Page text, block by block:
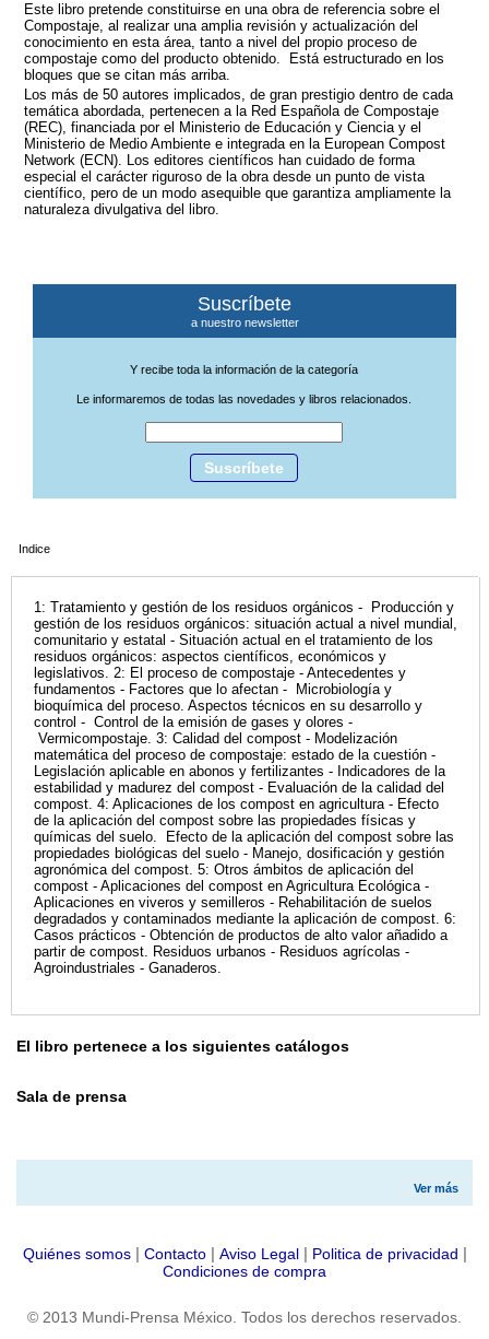
Este libro pretende constituirse en una obra de referencia sobre el
Compostaje, al realizar una amplia revisión y actualización del
conocimiento en esta área, tanto a nivel del propio proceso de
compostaje como del producto obtenido. Está estructurado en los
bloques que se citan más arriba.
Los más de 50 autores implicados, de gran prestigio dentro de cada
temática abordada, pertenecen a la Red Española de Compostaje
(REC), financiada por el Ministerio de Educación y Ciencia y el
Ministerio de Medio Ambiente e integrada en la European Compost
Network (ECN). Los editores científicos han cuidado de forma
especial el carácter riguroso de la obra desde un punto de vista
científico, pero de un modo asequible que garantiza ampliamente la
naturaleza divulgativa del libro.
Suscríbete
a nuestro newsletter
Y recibe toda la información de la categoría
Le informaremos de todas las novedades y libros relacionados.
Suscríbete
Indice
1: Tratamiento y gestión de los residuos orgánicos - Producción y
gestión de los residuos orgánicos: situación actual a nivel mundial,
comunitario y estatal - Situación actual en el tratamiento de los
residuos orgánicos: aspectos científicos, económicos y
legislativos. 2: El proceso de compostaje - Antecedentes y
fundamentos - Factores que lo afectan - Microbiología y
bioquímica del proceso. Aspectos técnicos en su desarrollo y
control - Control de la emisión de gases y olores -
Vermicompostaje. 3: Calidad del compost - Modelización
matemática del proceso de compostaje: estado de la cuestión -
Legislación aplicable en abonos y fertilizantes - Indicadores de la
estabilidad y madurez del compost - Evaluación de la calidad del
compost. 4: Aplicaciones de los compost en agricultura - Efecto
de la aplicación del compost sobre las propiedades físicas y
químicas del suelo. Efecto de la aplicación del compost sobre las
propiedades biológicas del suelo - Manejo, dosificación y gestión
agronómica del compost. 5: Otros ámbitos de aplicación del
compost - Aplicaciones del compost en Agricultura Ecológica -
Aplicaciones en viveros y semilleros - Rehabilitación de suelos
degradados y contaminados mediante la aplicación de compost. 6:
Casos prácticos - Obtención de productos de alto valor añadido a
partir de compost. Residuos urbanos - Residuos agrícolas -
Agroindustriales - Ganaderos.
El libro pertenece a los siguientes catálogos
Sala de prensa
Ver más
Quiénes somos| Contacto| Aviso Legal| Politica de privacidad |
Condiciones de compra
© 2013 Mundi-Prensa México. Todos los derechos reservados.